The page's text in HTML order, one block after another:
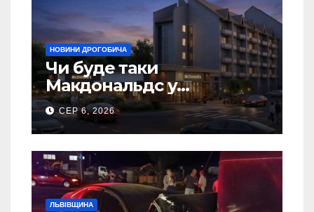
НОВИНИ ДРОГОБИЧА
Чи буде таки
Макдональдс у
Дрогобичі? (Фото)
СЕР 6, 2026
ЛЬВІВЩИНА